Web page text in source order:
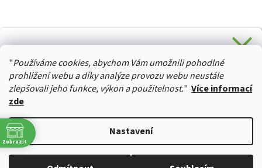
"Používáme cookies, abychom Vám umožnili pohodlné
prohlížení webu a díky analýze provozu webu neustále
zlepšovali jeho funkce, výkon a použitelnost." Více informací
zde
Nastavení
HURTTA-COLLECTION.CZ
Copyright 2026izviratka.cz. Všechna práva vyhrazena.Upravit
Zobrazit
Stačí se přihlásit k odběru novinek z našeho obchodu a je
Vaše :)
Ano, chci se přihlásit
Zásady zpracování osobních údajů